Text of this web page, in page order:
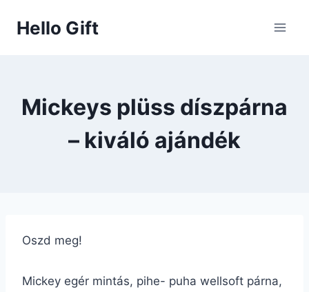
Hello Gift
Mickeys plüss díszpárna
– kiváló ajándék
Oszd meg!
Mickey egér mintás, pihe- puha wellsoft párna,